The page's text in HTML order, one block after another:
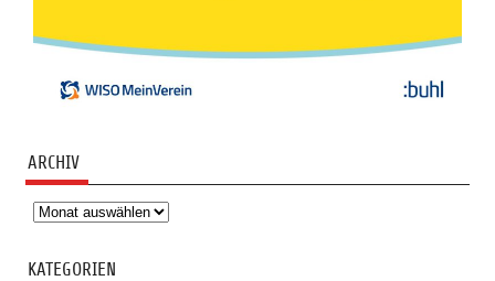
ARCHIV
Archiv
KATEGORIEN